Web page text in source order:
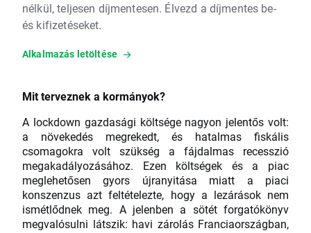
nélkül, teljesen díjmentesen. Élvezd a díjmentes be-
és kifizetéseket.
Alkalmazás letöltése
Mit terveznek a kormányok?
A lockdown gazdasági költsége nagyon jelentős volt:
a növekedés megrekedt, és hatalmas fiskális
csomagokra volt szükség a fájdalmas recesszió
megakadályozásához. Ezen költségek és a piac
meglehetősen gyors újranyitása miatt a piaci
konszenzus azt feltételezte, hogy a lezárások nem
ismétlődnek meg. A jelenben a sötét forgatókönyv
megvalósulni látszik: havi zárolás Franciaországban,